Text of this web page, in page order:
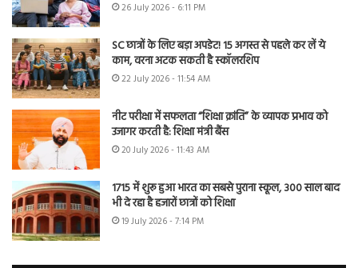
26 July 2026 - 6:11 PM
SC छात्रों के लिए बड़ा अपडेट! 15 अगस्त से पहले कर लें ये
काम, वरना अटक सकती है स्कॉलरशिप
22 July 2026 - 11:54 AM
नीट परीक्षा में सफलता “शिक्षा क्रांति” के व्यापक प्रभाव को
उजागर करती है: शिक्षा मंत्री बैंस
20 July 2026 - 11:43 AM
1715 में शुरू हुआ भारत का सबसे पुराना स्कूल, 300 साल बाद
भी दे रहा है हजारों छात्रों को शिक्षा
19 July 2026 - 7:14 PM